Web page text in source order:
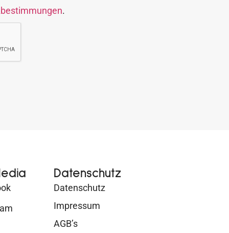
.
Datenschutz
Datenschutz
Impressum
AGB’s